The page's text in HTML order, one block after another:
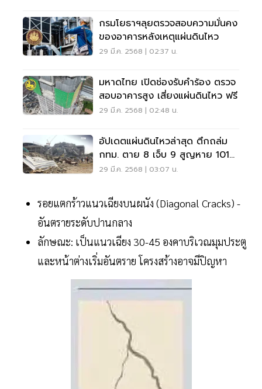
กรมโยธาฯลุยตรวจสอบความมั่นคง
ของอาคารหลังเหตุแผ่นดินไหว
29 มี.ค. 2568 | 02:37 น.
มหาดไทย เปิดช่องรับคำร้อง ตรวจ
สอบอาคารสูง เสี่ยงแผ่นดินไหว ฟรี
29 มี.ค. 2568 | 02:48 น.
อัปเดตแผ่นดินไหวล่าสุด ตึกถล่ม
กทม. ตาย 8 เจ็บ 9 สูญหาย 101
ราย
29 มี.ค. 2568 | 03:07 น.
รอยแตกร้าวแนวเฉียงบนผนัง (Diagonal Cracks) -
อันตรายระดับปานกลาง
ลักษณะ: เป็นแนวเฉียง 30-45 องคาบริเวณมุมประตู
และหน้าต่างเริ่มอันตราย โครงสร้างอาจมีปิญหา